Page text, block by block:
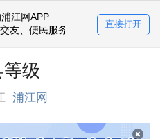
江网APP
友、便民服务平台
直接打开
级
浦江网